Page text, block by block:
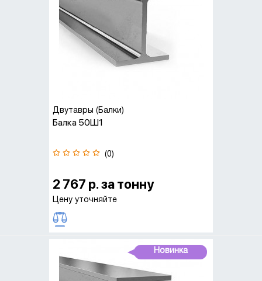
Двутавры (Балки)
Балка 50Ш1
(0)
2 767 р. за тонну
Цену уточняйте
Новинка